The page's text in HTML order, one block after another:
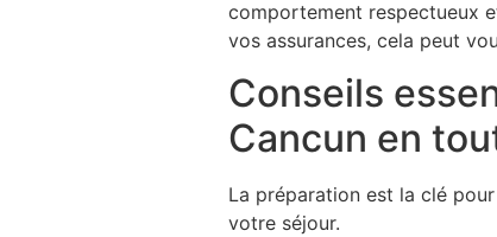
comportement respectueux
vos assurances, cela peut
Conseils
Cancun en
La préparation est la clé
votre séjour.